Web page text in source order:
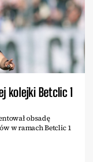
kolejki Betclic 1
obsadę
w ramach Betclic 1